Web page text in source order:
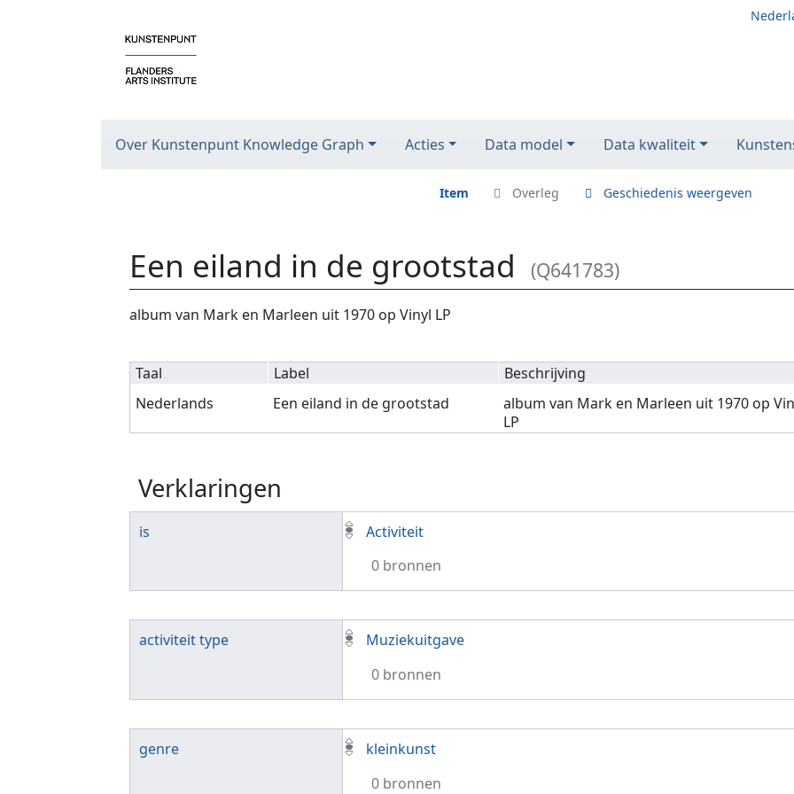
Over Kunstenpunt Knowledge Graph Acties Data model Data kwaliteit
Item Overleg Geschiedenis weergeven
Een eiland in de grootstad (Q641783)
Ga naar:navigatie,zoeken
album van Mark en Marleen uit 1970 op Vinyl LP
Taal Label
Beschrijving
Nederlands
Een eiland in de grootstad
album van Mark en Marleen uit 1970 op
LP
Verklaringen
is
Activiteit
0 bronnen
activiteit type
Muziekuitgave
0 bronnen
genre
kleinkunst
0 bronnen